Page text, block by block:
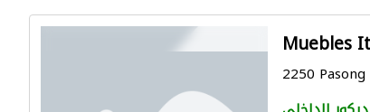
Muebles
2250